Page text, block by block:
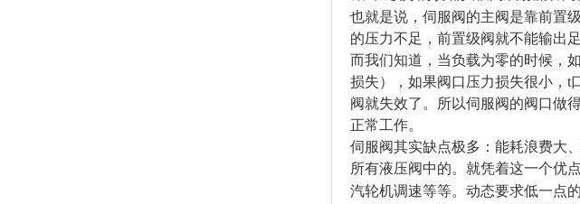
也就是说，伺服阀的主阀是靠前置
的压力不足，前置级阀就不能输出
而我们知道，当负载为零的时候，
损失），如果阀口压力损失很小，t
阀就失效了。所以伺服阀的阀口做
正常工作。
伺服阀其实缺点极多：能耗浪费大
所有液压阀中的。就凭着这一个优
汽轮机调速等等。动态要求低一点